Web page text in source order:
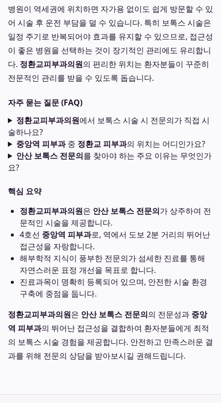
병원이 역세권에 위치하면 자가용 없이도 쉽게 방문할 수 있
어 시술 후 운전 부담을 덜 수 있습니다. 특히 보톡스 시술은
일정 주기로 반복되어야 효과를 유지할 수 있으므로, 접근성
이 좋은 병원을 선택하는 것이 장기적인 관리에도 유리합니
다. 정환교피부과의원의 편리한 위치는 환자분들이 꾸준히
전문적인 관리를 받을 수 있도록 돕습니다.
자주 묻는 질문 (FAQ)
정환교피부과의원에서 보톡스 시술 시 전문의가 직접 시
술하나요?
중앙역 피부과중 정환교 피부과의 위치는 어디인가요?
안산 보톡스 전문의를 찾아야 하는 주요 이유는 무엇인가
요?
핵심 요약
정환교피부과의원은 안산 보톡스 전문의가 상주하여 전
문적인 시술을 제공합니다.
4호선 중앙역 피부과로, 역에서 도보 2분 거리의 뛰어난
접근성을 자랑합니다.
해부학적 지식이 풍부한 전문의가 섬세한 진료를 통해
자연스러운 표정 개선을 목표로 합니다.
진료과목이 명확히 등록되어 있으며, 안전한 시술 환경
구축에 중점을 둡니다.
정환교피부과의원은 안산 보톡스 전문의의 전문성과 중앙
역 피부과의 뛰어난 접근성을 결합하여 환자분들에게 최적
의 보톡스 시술 경험을 제공합니다. 안전하고 만족스러운 결
과를 위해 전문의 상담을 받아보시길 권해드립니다.